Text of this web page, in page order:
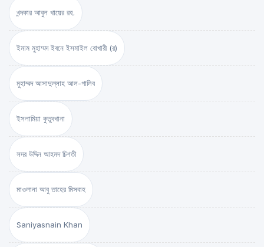
খন্দকার আবুল খায়ের রহ.
ইমাম মুহাম্মদ ইবনে ইসমাইল বোখারী (র)
মুহাম্মদ আসাদুল্লাহ আল-গালিব
ইসলামিয়া কুতুবখানা
সদর উদ্দিন আহমদ চিশতী
মাওলানা আবু তাহের মিসবাহ
Saniyasnain Khan